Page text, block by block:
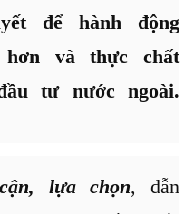
để hành động
và thực chất
tư nước ngoài.
lựa chọn, dẫn